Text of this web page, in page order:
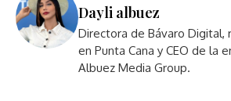
Dayli albuez
Directora de Bávaro
en Punta Cana y CEO de la
Albuez Media Group.